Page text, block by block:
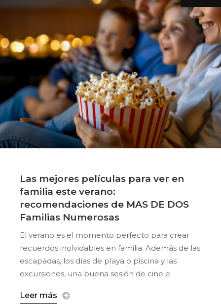
Las mejores películas para ver en
familia este verano:
recomendaciones de MAS DE DOS
Familias Numerosas
El verano es el momento perfecto para crear
recuerdos inolvidables en familia. Además de las
escapadas, los días de playa o piscina y las
excursiones, una buena sesión de cine e
Leer más